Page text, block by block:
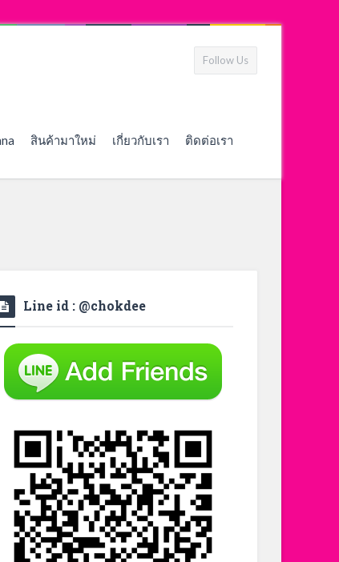
Follow Us
สินค้ามาใหม่ เกี่ยวกับเรา ติดต่อเรา
Line id : @chokdee